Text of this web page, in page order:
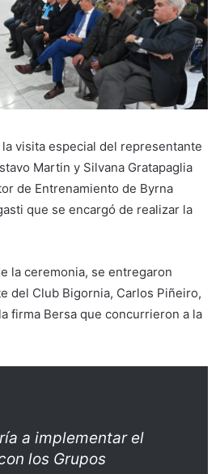
visita especial del representante
Martin y Silvana Gratapaglia
de Entrenamiento de Byrna
que se encargó de realizar la
la ceremonia, se entregaron
del Club Bigornia, Carlos Piñeiro,
firma Bersa que concurrieron a la
a implementar el
los Grupos